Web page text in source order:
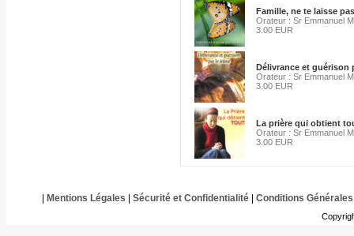
Famille, ne te laisse
Orateur : Sr Emmanuel
3.00 EUR
Délivrance et guérison
Orateur : Sr Emmanuel
3.00 EUR
La prière qui obtient
Orateur : Sr Emmanuel
3.00 EUR
Mentions Légales Sécurité et Confidentialité| Conditions Générales